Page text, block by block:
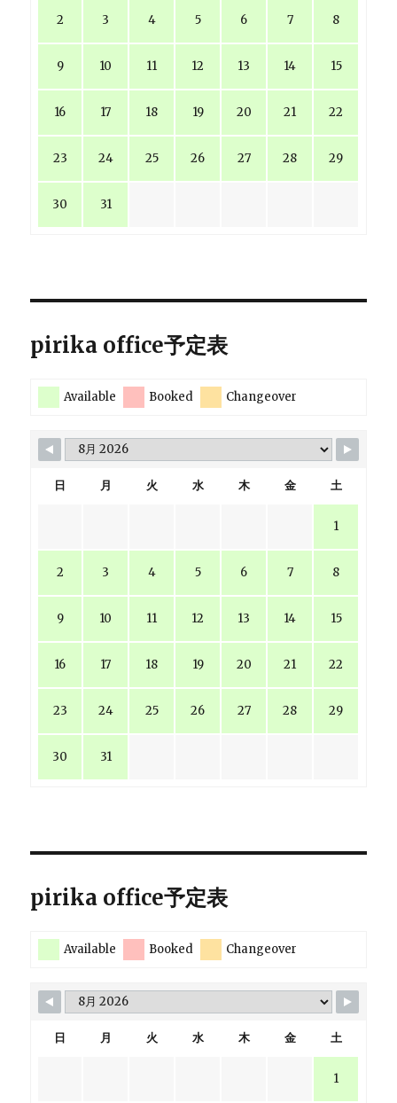
2 3 4 5 6 7 8
9 10 11 12 13 14 15
16 17 18 19 20 21 22
23 24 25 26 27 28 29
30 31
pirika office予定表
Available Booked Changeover
日 月 火 水 木 金 土
1
2 3 4 5 6 7 8
9 10 11 12 13 14 15
16 17 18 19 20 21 22
23 24 25 26 27 28 29
30 31
pirika office予定表
Available Booked Changeover
日 月 火 水 木 金 土
1